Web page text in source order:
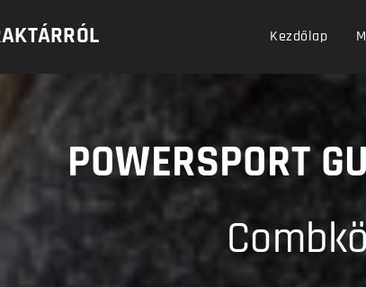
Kezdőlap
POWERSPORT